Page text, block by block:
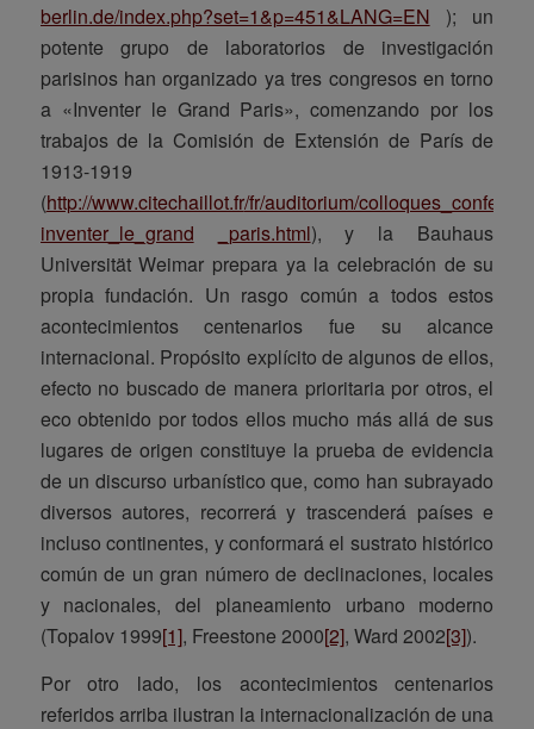
berlin.de/index.php?set=1&p=451&LANG=EN ); un
potente grupo de laboratorios de investigación
parisinos han organizado ya tres congresos en torno
a «Inventer le Grand Paris», comenzando por los
trabajos de la Comisión de Extensión de París de
1913-1919
(http://www.citechaillot.fr/fr/auditorium/
inventer_le_grand
_paris.html), y la Bauhaus
Universität Weimar prepara ya la celebración de su
propia fundación. Un rasgo común a todos estos
acontecimientos centenarios fue su alcance
internacional. Propósito explícito de algunos de ellos,
efecto no buscado de manera prioritaria por otros, el
eco obtenido por todos ellos mucho más allá de sus
lugares de origen constituye la prueba de evidencia
de un discurso urbanístico que, como han subrayado
diversos autores, recorrerá y trascenderá países e
incluso continentes, y conformará el sustrato histórico
común de un gran número de declinaciones, locales
y nacionales, del planeamiento urbano moderno
(Topalov 1999[1], Freestone 2000[2], Ward 2002[3]).
Por otro lado, los acontecimientos centenarios
referidos arriba ilustran la internacionalización de una